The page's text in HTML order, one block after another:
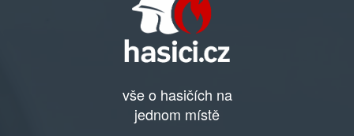
vše o hasičích na
jednom místě